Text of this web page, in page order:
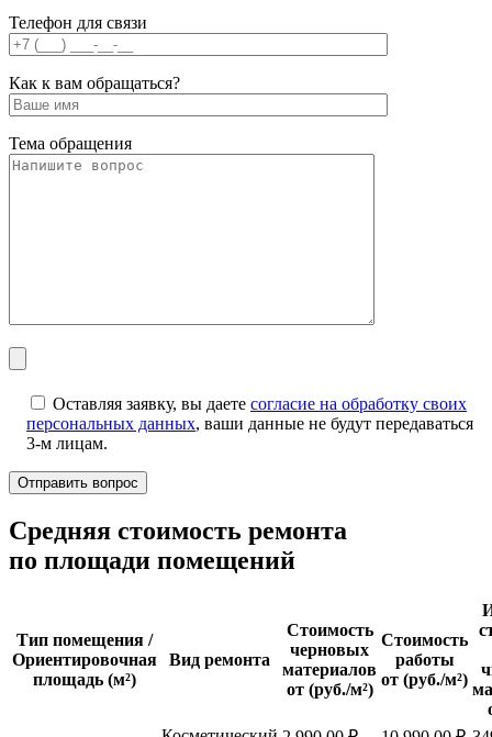
Телефон для связи
Как к вам обращаться?
Тема обращения
Оставляя заявку, вы даете согласие на обработку своих
персональных данных, ваши данные не будут передаваться
3-м лицам.
Cредняя стоимость ремонта
по площади помещений
Тип помещения /
Ориентировочная
площадь (м²)
Вид ремонта
Стоимость
черновых
материалов
от (руб./м²)
Стоимость
работы
от (руб./м²)